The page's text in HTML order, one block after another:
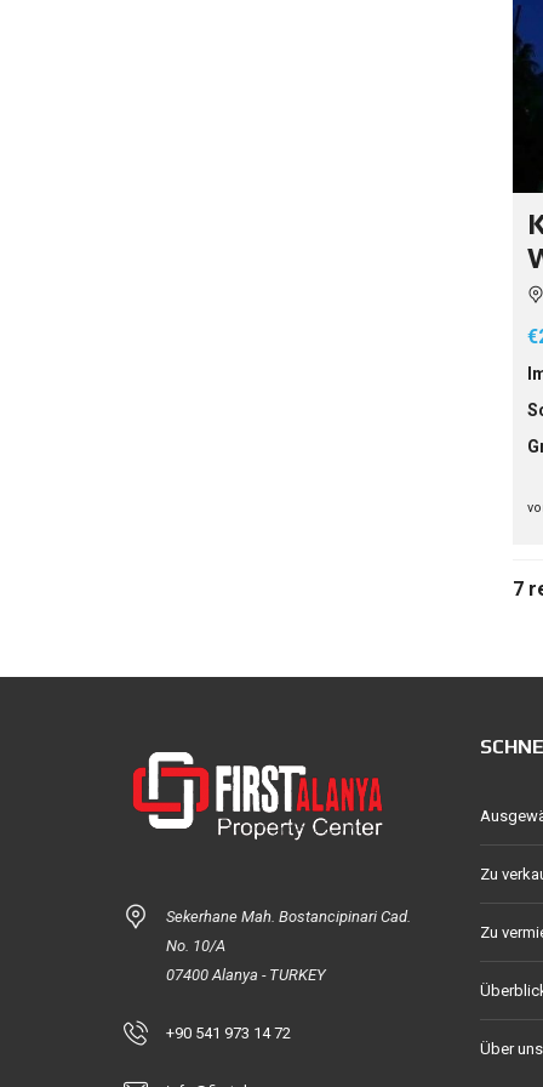
7
Sekerhane Mah. Bostancipinari Cad.
No. 10/A
07400 Alanya - TURKEY
+90 541 973 14 72
Zu
Zu
Über uns